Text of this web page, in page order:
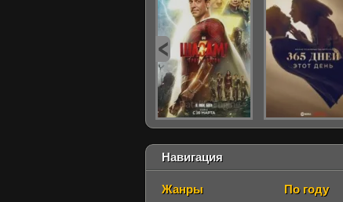
Навигация
Жанры По году